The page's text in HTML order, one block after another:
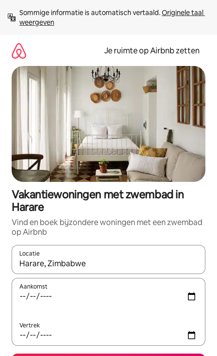
direct
naar
Sommige informatie is automatisch vertaald. Originele taal
weergeven
Je ruimte op Airbnb zetten
Vakantiewoningen met zwembad in
Harare
Vind en boek bijzondere woningen met een zwembad
op Airbnb
Locatie
Wanneer er suggesties beschikbaar zijn, maak je een keuze
Aankomst
Vertrek